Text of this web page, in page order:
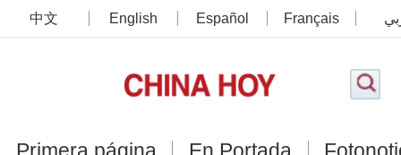
中文 English Español Français